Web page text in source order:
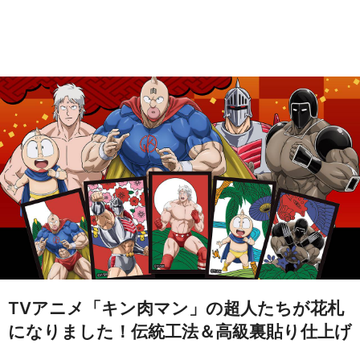
TVアニメ「キン肉マン」の超人たちが花札
になりました！伝統工法＆高級裏貼り仕上げ